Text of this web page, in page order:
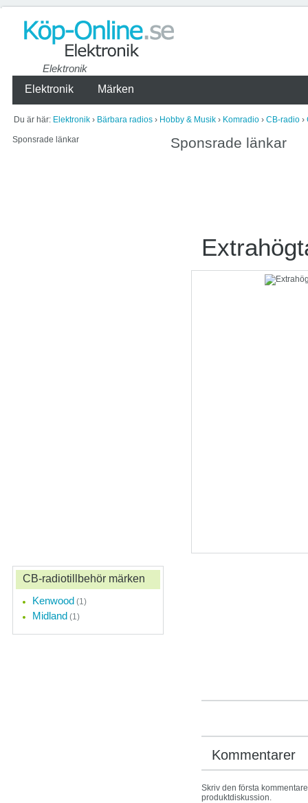
Elektronik
Elektronik
Märken
Du är här: Elektronik › Bärbara radios › Hobby & Musik › Komradio › CB-radio ›
Sponsrade länkar
Kommentarer
Skriv den första
produktdiskussion.
Sponsrade länkar
CB-radiotillbehör märken
Kenwood (1)
Midland (1)